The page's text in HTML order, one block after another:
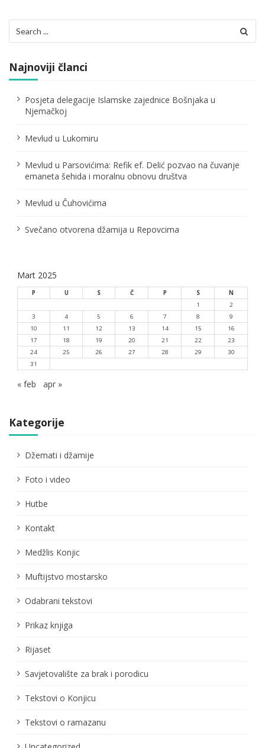
for:
Najnoviji članci
Posjeta delegacije Islamske zajednice Bošnjaka u
Njemačkoj
Mevlud u Lukomiru
Mevlud u Parsovićima: Refik ef. Delić pozvao na čuvanje
emaneta šehida i moralnu obnovu društva
Mevlud u Čuhovićima
Svečano otvorena džamija u Repovcima
Mart 2025
P U S Č P S
N
1
2
3
4 5 6 7 8
9
10
11 12 13 14 15
16
17
18 19 20 21 22
23
24
25 26 27 28 29
30
31
« feb apr »
Kategorije
Džemati i džamije
Foto i video
Hutbe
Kontakt
Medžlis Konjic
Muftijstvo mostarsko
Odabrani tekstovi
Prikaz knjiga
Rijaset
Savjetovalište za brak i porodicu
Tekstovi o Konjicu
Tekstovi o ramazanu